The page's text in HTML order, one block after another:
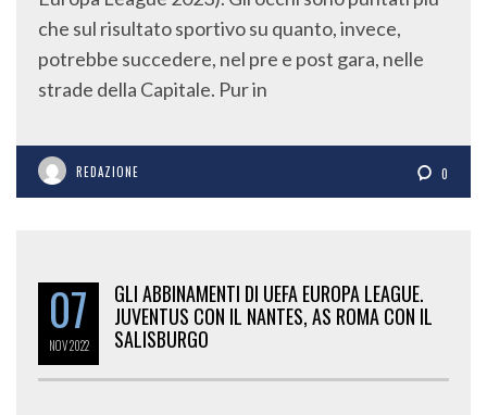
che sul risultato sportivo su quanto, invece,
potrebbe succedere, nel pre e post gara, nelle
strade della Capitale. Pur in
REDAZIONE 0
07
NOV2022
GLI ABBINAMENTI DI UEFA EUROPA LEAGUE.
JUVENTUS CON IL NANTES, AS ROMA CON IL
SALISBURGO